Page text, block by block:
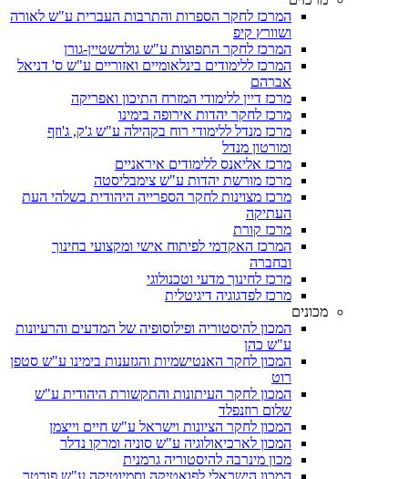
המרכז לחקר הספרות והתרבות העברית ע"ש לאורה
ושוורץ קיפ
המרכז לחקר התפוצות ע"ש גולדשטיין-גורן
המרכז ללימודים בינלאומיים ואזוריים ע"ש ס' דניאל
אברהם
מרכז דיין ללימודי המזרח התיכון ואפריקה
מרכז לחקר יהדות אירופה בימינו
מרכז מנדל ללימודי רוח בקהילה ע"ש ג'ק, ג'וזף
ומורטון מנדל
מרכז אליאנס ללימודים איראניים
מרכז מורשת יהדות ע"ש צימבליסטה
מרכז מצוינות לחקר הספרייה היהודית בשלהי העת
העתיקה
מרכז קורת
המרכז האקדמי לפיתוח אישי ומקצועי בחינוך
ובחברה
מרכז לחינוך מדעי וטכנולוגי
מרכז לפדגוגיה דיגיטלית
מכונים
המכון להיסטוריה ופילוסופיה של המדעים והרעיונות
ע"ש כהן
המכון לחקר האנטישמיות והגזענות בימינו ע"ש סטפן
רוט
המכון לחקר העיתונות והתקשורת היהודית ע"ש
שלום רוזנפלד
המכון לחקר הציונות וישראל ע"ש חיים וייצמן
המכון לארכיאולוגיה ע"ש סוניה ומרקו נדלר
מכון מינרבה להיסטוריה גרמנית
המכון הישראלי לפואטיקה וסמיוטיקה ע"ש פורטר